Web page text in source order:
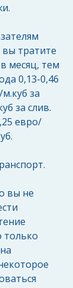
тратите
месяц, тем
0,13-0,46
за
за слив.
евро/
вы не
только